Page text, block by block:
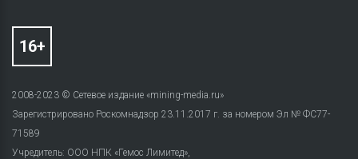
2008-2023 © Сетевое издание «mining-media.ru»
Зарегистрировано Роскомнадзор 23.11.2017 г. за номером Эл № ФС77-
71589
Учредитель: ООО НПК «Гемос Лимитед»,